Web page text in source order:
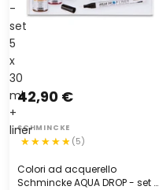
-
set
5
x
30
ml
+
liner
Colori ad acquerello
Schmincke AQUA DROP - set 5
42,90 €
SCHMINCKE
(5)